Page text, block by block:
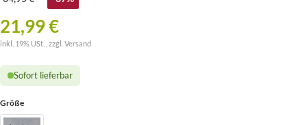
21,99 €
inkl. 19% USt. , zzgl. Versand
Sofort lieferbar
Größe